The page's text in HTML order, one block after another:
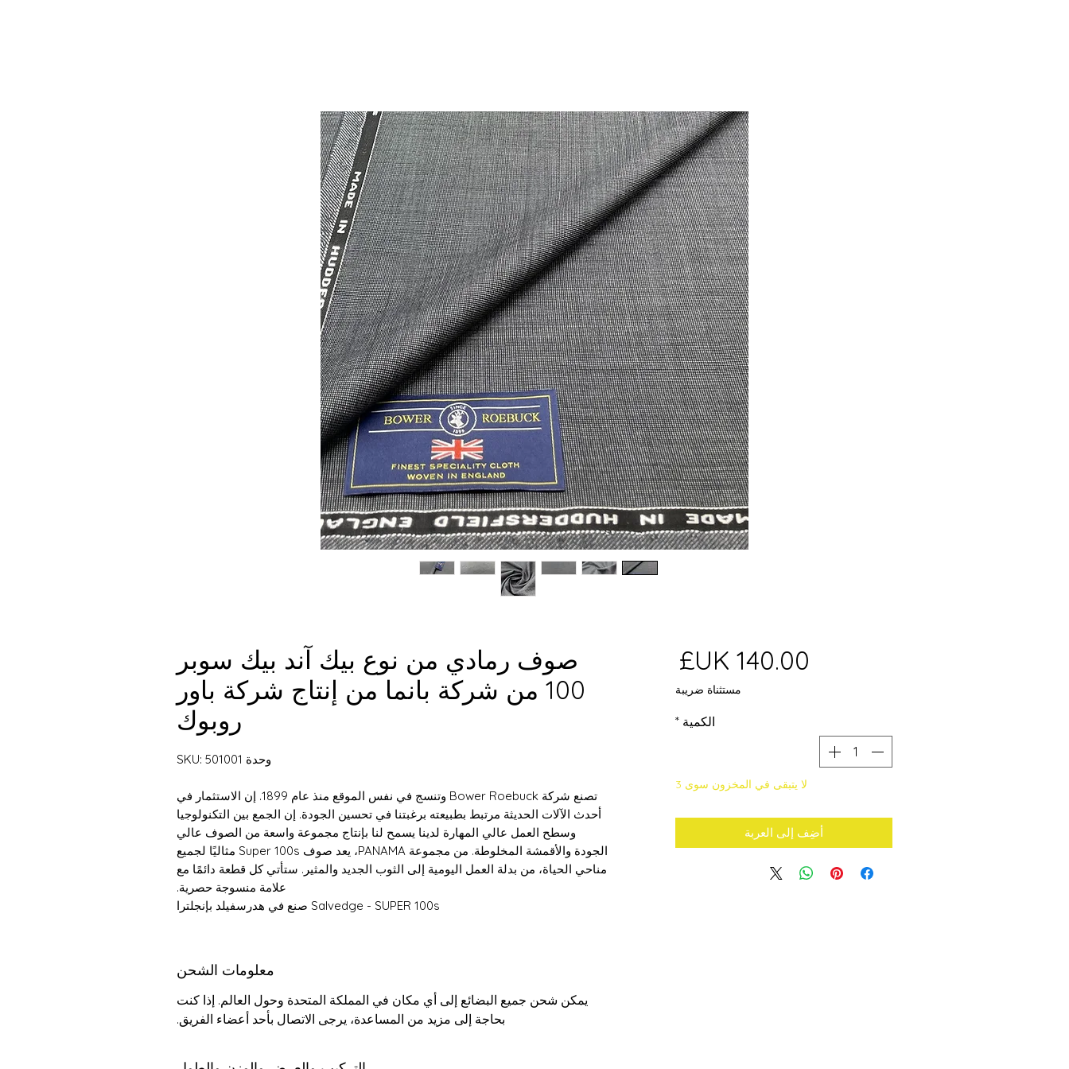
صوف رمادي من نوع بيك آند بيك سوبر
100 من شركة بانما من إنتاج شركة باور
روبوك
وحدة SKU: 501001
تصنع شركة Bower Roebuck وتنسج في نفس الموقع منذ عام 1899. إن الاستثمار في
أحدث الآلات الحديثة مرتبط بطبيعته برغبتنا في تحسين الجودة. إن الجمع بين التكنولوجيا
وسطح العمل عالي المهارة لدينا يسمح لنا بإنتاج مجموعة واسعة من الصوف عالي
الجودة والأقمشة المخلوطة. من مجموعة PANAMA، يعد صوف Super 100s مثاليًا لجميع
مناحي الحياة، من بدلة العمل اليومية إلى الثوب الجديد والمثير. ستأتي كل قطعة دائمًا مع
علامة منسوجة حصرية.
Salvedge - SUPER 100s صنع في هدرسفيلد بإنجلترا
معلومات الشحن
يمكن شحن جميع البضائع إلى أي مكان في المملكة المتحدة وحول العالم. إذا كنت
بحاجة إلى مزيد من المساعدة، يرجى الاتصال بأحد أعضاء الفريق.
مستثناة ضريبة
الكمية *
لا يتبقى في المخزون سوى 3
أضِف إلى العربة